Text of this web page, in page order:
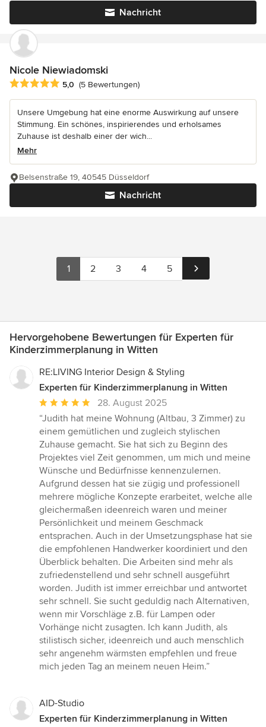
Nachricht
Nicole Niewiadomski
Durchschnittliche Bewertung: 5 von 5 Sternen
5,0 (5 Bewertungen)
Unsere Umgebung hat eine enorme Auswirkung auf unsere
Stimmung. Ein schönes, inspirierendes und erholsames
Zuhause ist deshalb einer der wich...
Mehr
Nachricht
Belsenstraße 19, 40545 Düsseldorf
1 2 3 4 5
Hervorgehobene Bewertungen für Experten für
Kinderzimmerplanung in Witten
RE:LIVING Interior Design & Styling
Experten für Kinderzimmerplanung in Witten
Durchschnittliche
Bewertung:
5
von
5
Sternen
28. August 2025
“Judith hat meine Wohnung (Altbau, 3 Zimmer) zu
einem gemütlichen und zugleich stylischen
Zuhause gemacht. Sie hat sich zu Beginn des
Projektes viel Zeit genommen, um mich und meine
Wünsche und Bedürfnisse kennenzulernen.
Aufgrund dessen hat sie zügig und professionell
mehrere mögliche Konzepte erarbeitet, welche alle
gleichermaßen ideenreich waren und meiner
Persönlichkeit und meinem Geschmack
entsprachen. Auch in der Umsetzungsphase hat sie
die empfohlenen Handwerker koordiniert und den
Überblick behalten. Die Arbeiten sind mehr als
zufriedenstellend und sehr schnell ausgeführt
worden. Judith ist immer erreichbar und antwortet
sehr schnell. Sie sucht geduldig nach Alternativen,
wenn mir Vorschläge z.B. für Lampen oder
Vorhänge nicht zusagten. Ich kann Judith, als
stilistisch sicher, ideenreich und auch menschlich
sehr angenehm wärmsten empfehlen und freue
mich jeden Tag an meinem neuen Heim.”
AID-Studio
Experten für Kinderzimmerplanung in Witten